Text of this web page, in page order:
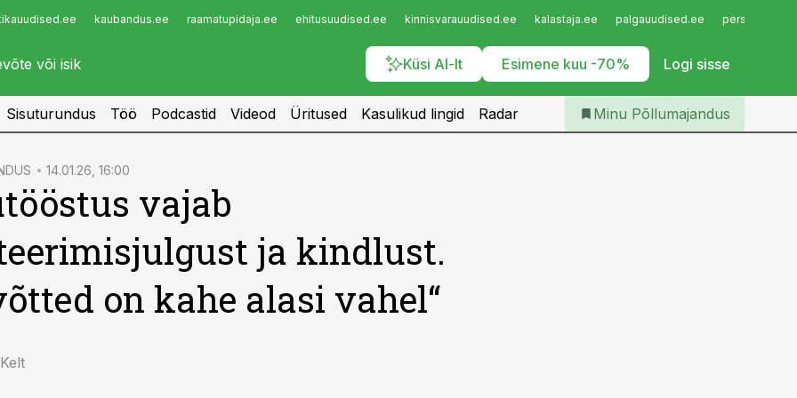
kaubandus.ee raamatupidaja.ee ehitusuudised.ee kinnisvarauudised.ee kalastaja.ee palgauudised.ee
Küsi AI-lt Esimene kuu -70% Logi sisse
Infopank
Iseteenindus
Telli Põllumajandus
Sisuturundus Töö Podcastid Videod Üritused Kasulikud lingid Radar Minu Põllumajandus
14.01.26, 16:00
vajab
ja kindlust.
on kahe alasi vahel“